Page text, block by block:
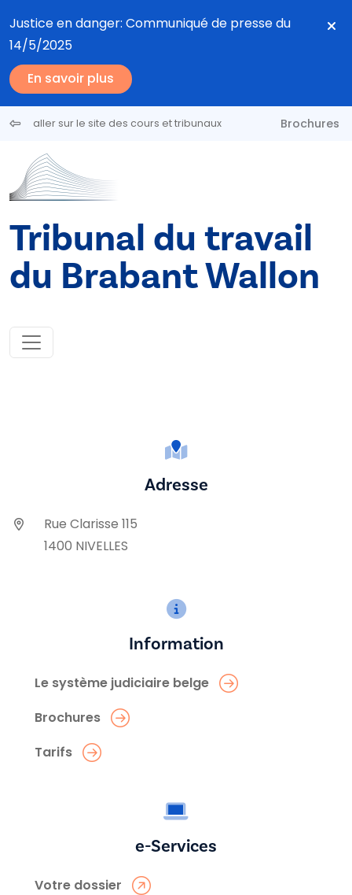
Justice en danger: Communiqué de presse du
14/5/2025
En savoir plus
aller sur le site des cours et tribunaux Brochures
Tribunal du travail
du Brabant Wallon
Adresse
Rue Clarisse 115
1400 NIVELLES
Information
Le système judiciaire belge
Brochures
Tarifs
e-Services
Votre dossier